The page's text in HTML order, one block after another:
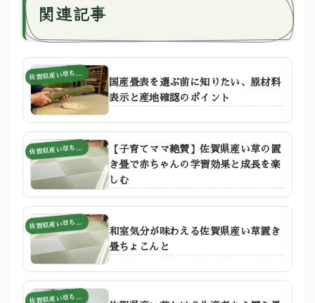
関連記事
佐
国産畳表を選ぶ前に知りたい、原材料
表示と産地確認のポイント
佐
【子育てママ絶賛】佐賀県産い草の置
き畳で赤ちゃんの学習効果と成長を楽
しむ
佐
和室気分が味わえる佐賀県産い草置き
畳ちょこんと
佐